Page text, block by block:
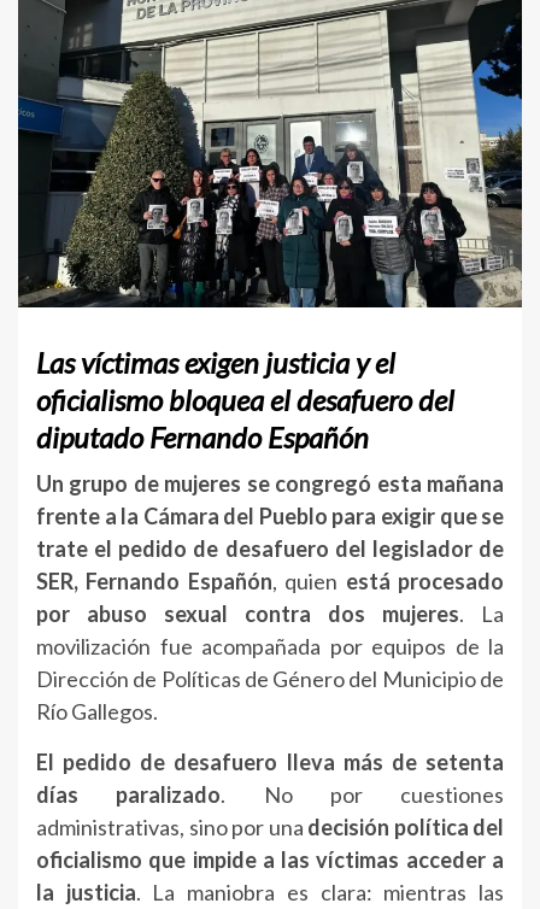
Lasvíctimasexigen justiciayel
oficialismobloqueaeldesafuerodel
diputadoFernandoEspañón
Un grupo de mujeres se congregó esta mañana
frente a la Cámara del Pueblo para exigir quese
trate el pedido de desafuero del legislador de
SER, Fernando Españón, quien está procesado
por abuso sexual contra dos mujeres. La
movilización fue acompañada por equipos de la
Dirección de Políticas de Génerodel Municipiode
RíoGallegos.
El pedido de desafuero lleva más de setenta
días paralizado. No por cuestiones
administrativas, sinopor una decisión política del
oficialismo que impide a lasvíctimas acceder a
la justicia. La maniobra es clara: mientras las